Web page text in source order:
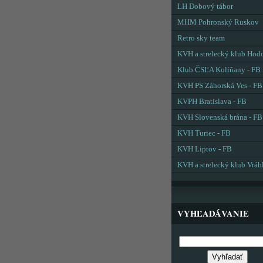
LH Dobový tábor
MHM Pohronský Ruskov
Retro sky team
KVH a strelecký klub
Klub ČSĽA Kolíňany - FB
KVH PS Záhorská Ves - FB
KVPH Bratislava - FB
KVH Slovenská brána - FB
KVH Turiec - FB
KVH Liptov - FB
KVH a strelecký klub
VYHĽADÁVANIE